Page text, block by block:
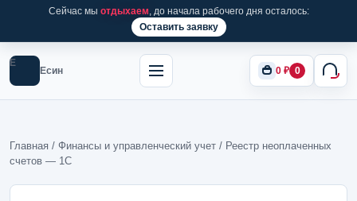
Сейчас мы отдыхаем, до начала рабочего дня осталось:
Оставить заявку
Е
Есин 0 ₽ 0
Главная / Финансы и управленческий учет / Реестр неоплаченных
счетов — 1С